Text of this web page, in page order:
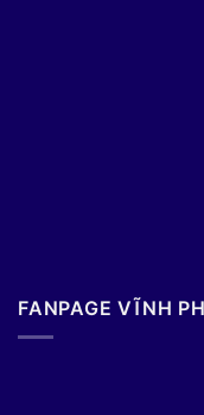
FANPAGE VĨNH